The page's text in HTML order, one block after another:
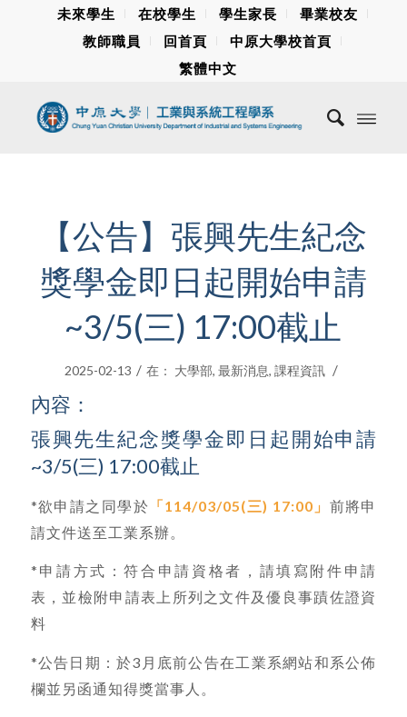
未來學生 在校學生 學生家長
畢業校友
教師職員
回首頁
中原大學校首頁
繁體中文
【公告】張興先生紀念
獎學金即日起開始申請
~3/5(三) 17:00截止
2025-02-13 / 在： 大學部, 最新消息, 課程資訊 /
內容：
張興先生紀念獎學金即日起開始申請
~3/5(三) 17:00截止
*欲申請之同學於 「114/03/05(三) 17:00 」 前將申
請文件送至工業系辦。
*申請方式：符合申請資格者，請填寫附件申請
表，並檢附申請表上所列之文件及優良事蹟佐證資
料
*公告日期：於3月底前公告在工業系網站和系公佈
欄並另函通知得獎當事人。